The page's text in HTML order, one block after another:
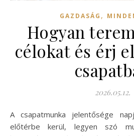
GAZDASÁG ,
Hogyan
célokat és érj
2026.05.12.
A csapatmunka jelentősége napjainkban egyre inkább
előtérbe kerül, legyen szó